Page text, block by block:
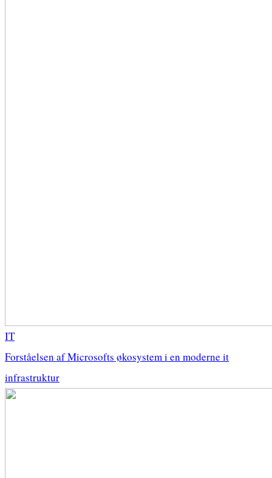
IT
Forståelsen af Microsofts økosystem i en moderne it
infrastruktur